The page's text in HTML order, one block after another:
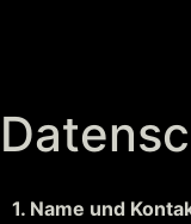
1. Name und